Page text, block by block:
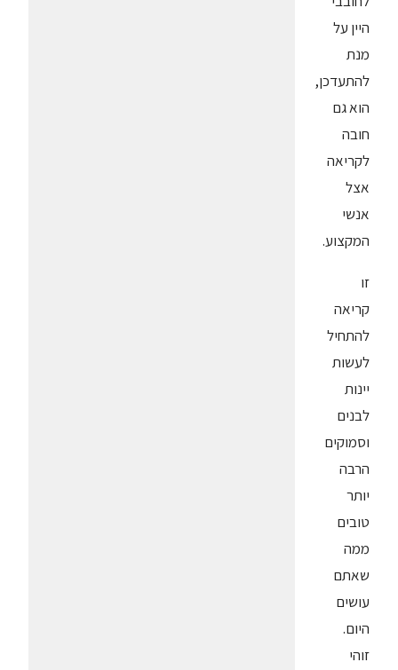
היין על
מנת
להתעדכן,
הוא גם
חובה
לקריאה
אצל
אנשי
המקצוע.
זו
קריאה
להתחיל
לעשות
יינות
לבנים
וסמוקים
הרבה
יותר
טובים
ממה
שאתם
עושים
היום.
זוהי